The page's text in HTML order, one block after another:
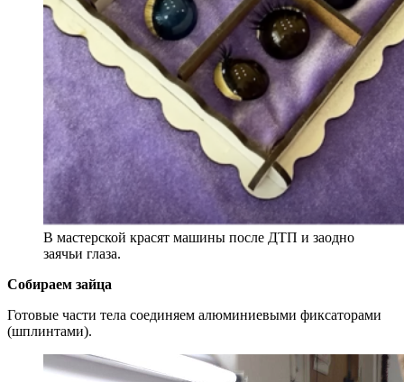
В мастерской красят машины после ДТП и заодно
заячьи глаза.
Собираем зайца
Готовые части тела соединяем алюминиевыми фиксаторами
(шплинтами).